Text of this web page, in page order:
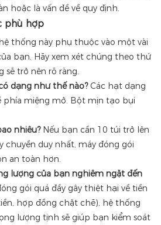
hoặc là vấn đề về quy định.
phù hợp
thống này phụ thuộc vào một vài
bạn. Hãy xem xét chúng theo thứ
sẽ trở nên rõ ràng.
dạng như thế nào? Các hạt dạng
phía miệng mở. Bột mịn tạo bụi
nhiêu? Nếu bạn cần 10 túi trở lên
duy nhất, máy đóng gói
an toàn hơn.
lượng của bạn nghiêm ngặt đến
gói quá đầy gây thiệt hại về tiền
hợp đồng chặt chẽ), hệ thống
lượng tịnh sẽ giúp bạn kiểm soát